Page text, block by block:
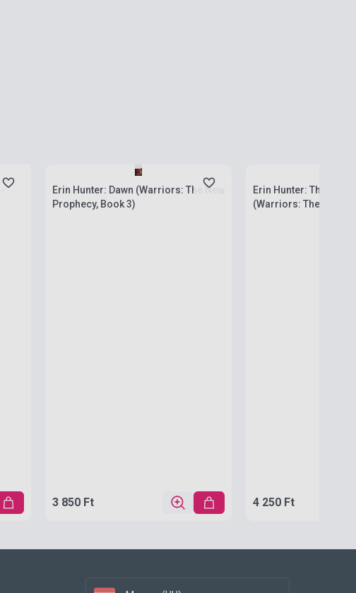
Erin Hunter: Dawn (Warriors: The New
Prophecy, Book 3)
3 850 Ft
Erin Hunter: The
(Warriors: The
4 250 Ft